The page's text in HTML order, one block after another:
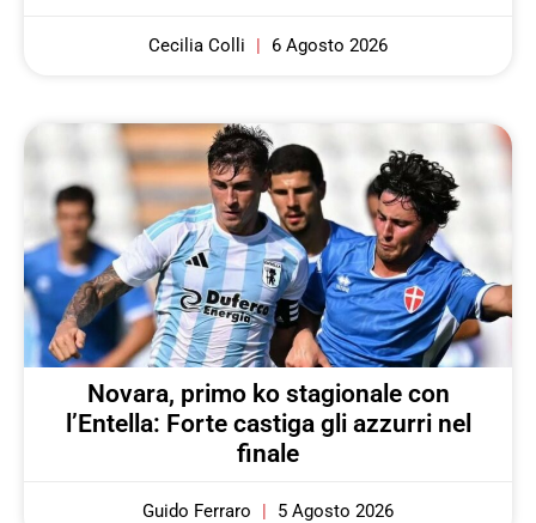
Cecilia Colli 6 Agosto 2026
Novara, primo ko stagionale con
l’Entella: Forte castiga gli azzurri nel
finale
Guido Ferraro 5 Agosto 2026